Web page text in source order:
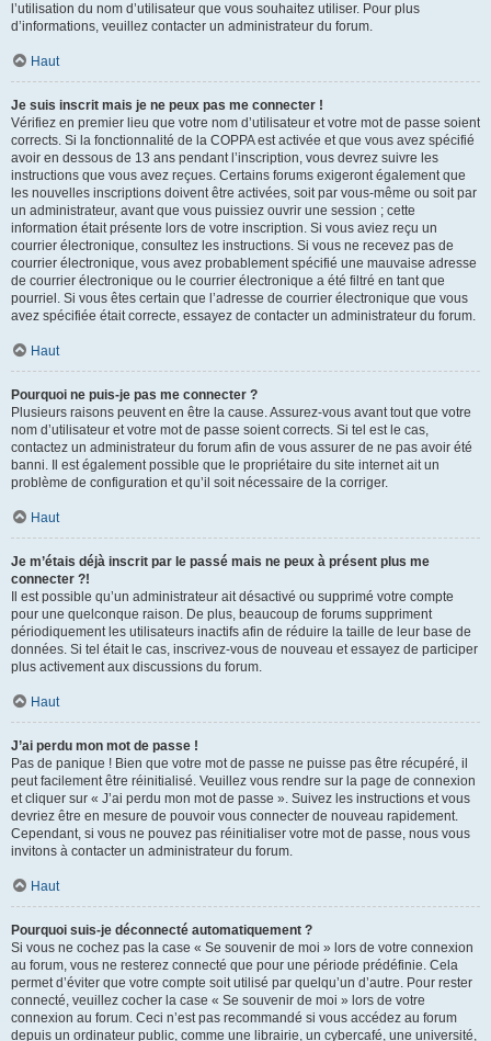
l’utilisation du nom d’utilisateur que vous souhaitez utiliser. Pour plus
d’informations, veuillez contacter un administrateur du forum.
Haut
Je suis inscrit mais je ne peux pas me connecter !
Vérifiez en premier lieu que votre nom d’utilisateur et votre mot de passe soient
corrects. Si la fonctionnalité de la COPPA est activée et que vous avez spécifié
avoir en dessous de 13 ans pendant l’inscription, vous devrez suivre les
instructions que vous avez reçues. Certains forums exigeront également que
les nouvelles inscriptions doivent être activées, soit par vous-même ou soit par
un administrateur, avant que vous puissiez ouvrir une session ; cette
information était présente lors de votre inscription. Si vous aviez reçu un
courrier électronique, consultez les instructions. Si vous ne recevez pas de
courrier électronique, vous avez probablement spécifié une mauvaise adresse
de courrier électronique ou le courrier électronique a été filtré en tant que
pourriel. Si vous êtes certain que l’adresse de courrier électronique que vous
avez spécifiée était correcte, essayez de contacter un administrateur du forum.
Haut
Pourquoi ne puis-je pas me connecter ?
Plusieurs raisons peuvent en être la cause. Assurez-vous avant tout que votre
nom d’utilisateur et votre mot de passe soient corrects. Si tel est le cas,
contactez un administrateur du forum afin de vous assurer de ne pas avoir été
banni. Il est également possible que le propriétaire du site internet ait un
problème de configuration et qu’il soit nécessaire de la corriger.
Haut
Je m’étais déjà inscrit par le passé mais ne peux à présent plus me
connecter ?!
Il est possible qu’un administrateur ait désactivé ou supprimé votre compte
pour une quelconque raison. De plus, beaucoup de forums suppriment
périodiquement les utilisateurs inactifs afin de réduire la taille de leur base de
données. Si tel était le cas, inscrivez-vous de nouveau et essayez de participer
plus activement aux discussions du forum.
Haut
J’ai perdu mon mot de passe !
Pas de panique ! Bien que votre mot de passe ne puisse pas être récupéré, il
peut facilement être réinitialisé. Veuillez vous rendre sur la page de connexion
et cliquer sur « J’ai perdu mon mot de passe ». Suivez les instructions et vous
devriez être en mesure de pouvoir vous connecter de nouveau rapidement.
Cependant, si vous ne pouvez pas réinitialiser votre mot de passe, nous vous
invitons à contacter un administrateur du forum.
Haut
Pourquoi suis-je déconnecté automatiquement ?
Si vous ne cochez pas la case « Se souvenir de moi » lors de votre connexion
au forum, vous ne resterez connecté que pour une période prédéfinie. Cela
permet d’éviter que votre compte soit utilisé par quelqu’un d’autre. Pour rester
connecté, veuillez cocher la case « Se souvenir de moi » lors de votre
connexion au forum. Ceci n’est pas recommandé si vous accédez au forum
depuis un ordinateur public, comme une librairie, un cybercafé, une université,